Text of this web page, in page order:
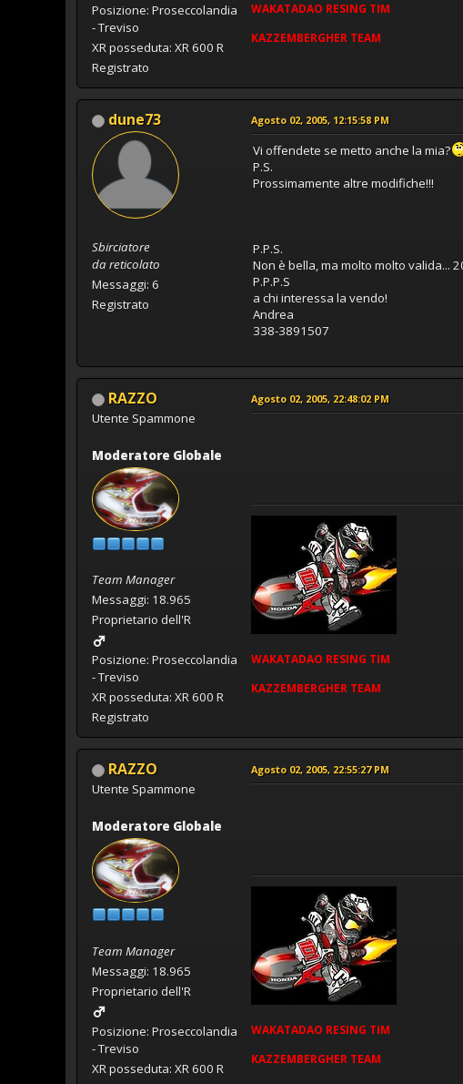
Posizione: Proseccolandia
- Treviso
XR posseduta: XR 600 R
Registrato
WAKATADAO RESING TIM
KAZZEMBERGHER TEAM
dune73
Sbirciatore
da reticolato
Messaggi: 6
Registrato
Agosto 02, 2005, 12:15:58 PM
Vi offendete se metto anche la mia?
P.S.
Prossimamente altre modifiche!!!
P.P.S.
Non è bella, ma molto molto valida...
P.P.P.S
a chi interessa la vendo!
Andrea
338-3891507
RAZZO
Utente Spammone
Moderatore Globale
Team Manager
Messaggi: 18.965
Proprietario dell'R
Posizione: Proseccolandia
- Treviso
XR posseduta: XR 600 R
Registrato
Agosto 02, 2005, 22:48:02 PM
WAKATADAO RESING TIM
KAZZEMBERGHER TEAM
RAZZO
Utente Spammone
Moderatore Globale
Team Manager
Messaggi: 18.965
Proprietario dell'R
Posizione: Proseccolandia
- Treviso
XR posseduta: XR 600 R
Agosto 02, 2005, 22:55:27 PM
WAKATADAO RESING TIM
KAZZEMBERGHER TEAM